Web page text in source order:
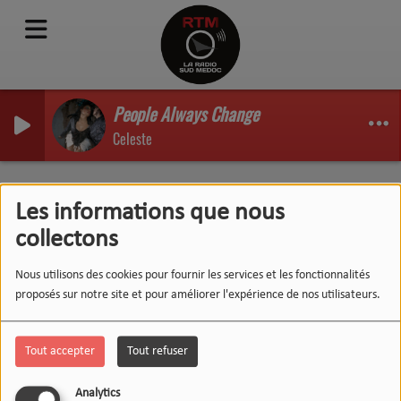
Les informations que nous
collectons
Nous utilisons des cookies pour fournir les services et les fonctionnalités
proposés sur notre site et pour améliorer l'expérience de nos utilisateurs.
Tout accepter Tout refuser
Analytics
People Always Change
Celeste
Mille et une vies - Emission
du 24/01/20